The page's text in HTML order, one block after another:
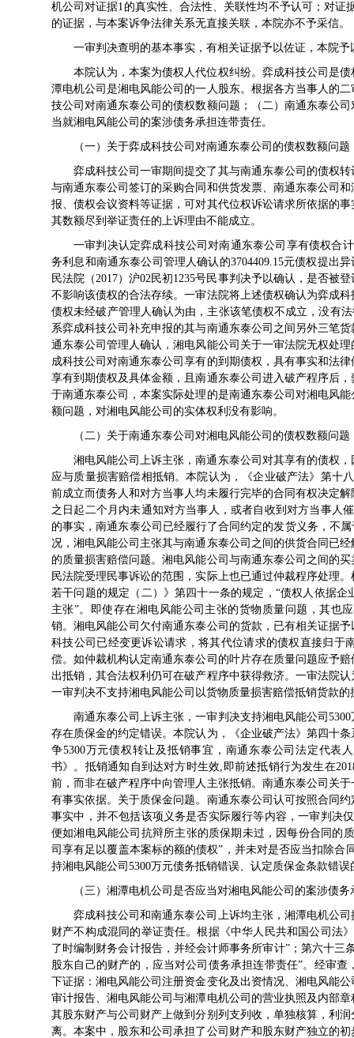
机公司对证据1的真实性、合法性、关联性均不予认可；对
的证据，与本案诉争法律关系无直接关联，本院亦不予采信。
一审判决查明的基本事实，有相关证据予以佐证，本院予
本院认为，本案为债权人代位权纠纷。弈成科技公司是
潭电机公司是湘电风能公司的一人股东。根据各方当事人的
技公司对南通东泰公司的债权数额问题；（二）南通东泰公
当就湘电风能公司的案涉债务承担连带责任。
（一）关于弈成科技公司对南通东泰公司的债权数额问题
弈成科技公司一审期间提交了其与南通东泰公司的债权
与南通东泰公司签订的采购合同和供货发票、南通东泰公司
报、债权会议资料等证据，可对其代位权诉讼请求所依据的
其数额尽到举证责任的上诉理由不能成立。
一审判决认定弈成科技公司对南通东泰公司享有债权合
务利息和南通东泰公司管理人确认的3704409.15元债权提出
民法院（2017）沪02民初1235号民事判决予以确认，是否被
不影响该债权的合法存续。一审法院将上述债权确认为弈成
债权未经破产管理人确认为由，主张该笔债权不成立，没有
系弈成科技公司补充申报的其与南通东泰公司之间另外三笔
通东泰公司管理人确认，湘电风能公司关于一审法院无权处
成科技公司对南通东泰公司享有的到期债权，具有事实和法
享有到期债权及具体金额，且南通东泰公司进入破产程序后
于南通东泰公司，本案实际处理的是南通东泰公司对湘电风
额问题，对湘电风能公司的实体权利没有影响。
（二）关于南通东泰公司对湘电风能公司的债权数额问题
湘电风能公司上诉主张，南通东泰公司对其享有的债权
应与质量损害赔偿相抵销。本院认为，《企业破产法》第十
前成立而债务人和对方当事人均未履行完毕的合同有权决定
之日起二个月内未通知对方当事人，或者自收到对方当事人
的事实，南通东泰公司已经履行了合同约定的发货义务，不
况，湘电风能公司主张其与南通东泰公司之间的供货合同已
的质量损害赔偿问题。湘电风能公司与南通东泰公司之间的
民法院受理民事诉讼的范围，实际上也已通过仲裁程序处理
若干问题的规定（二）》第四十一条的规定，“债权人依据
主张”。即使存在湘电风能公司主张的货物质量问题，其也
销。湘电风能公司欠付南通东泰公司的货款，已有相关证据
科技公司已经变更诉讼请求，将其代位请求的债权直接归
偿。如仲裁机构认定南通东泰公司的叶片存在质量问题应予
出抵销，其合法权利仍可在破产程序中获得救济。一审法院
一审判决不支持湘电风能公司以货物质量损害赔偿抵销货款
南通东泰公司上诉主张，一审判决支持湘电风能公司
存在质保金的约定错误。本院认为，《企业破产法》第四十
争5300万元债权转让及抵销事宜，南通东泰公司法定代表
书》。抵销通知自到达对方时生效,即前述抵销行为发生在
前，而非在破产程序中向管理人主张抵销。南通东泰公司关
有事实依据。关于质保金问题。南通东泰公司认可按照合同
事实中，并不包括该项义务是否实际履行等内容，一审判决
便如湘电风能公司抗辩所主张的质保期未过，因每份合同的
司享有足以覆盖本案标的额的债权”，并未对是否应当扣除
持湘电风能公司5300万元债务抵销错误、认定质保金条款错
（三）湘潭电机公司是否应当对湘电风能公司的案涉债
弈成科技公司和南通东泰公司上诉均主张，湘潭电机公
财产不构成混同的举证责任。根据《中华人民共和国公司法
了时编制财务会计报告，并经会计师事务所审计”；第六十
股东自己的财产的，应当对公司债务承担连带责任”。经审
下证据：湘电风能公司注册资金变化及出资情况、湘电风能
审计报告、湘电风能公司与湘潭电机公司的营业执照及内部
其股东财产与公司财产上做到分别列支列收，单独核算，利
离。本案中，股东和公司承担了公司财产和股东财产独立的